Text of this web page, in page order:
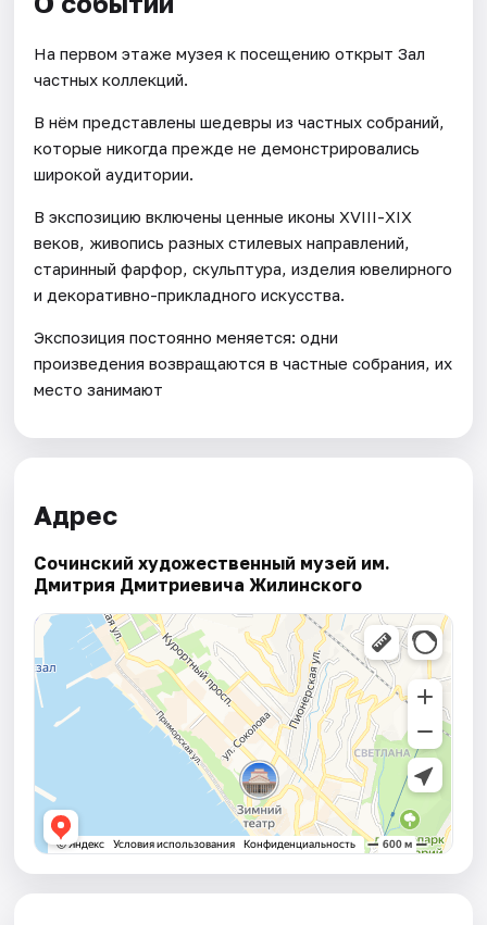
На первом этаже музея к посещению открыт Зал
частных коллекций.
В нём представлены шедевры из частных собраний,
которые никогда прежде не демонстрировались
широкой аудитории.
В экспозицию включены ценные иконы ХVIII-XIX
веков, живопись разных стилевых направлений,
старинный фарфор, скульптура, изделия ювелирного
и декоративно-прикладного искусства.
Экспозиция постоянно меняется: одни
произведения возвращаются в частные собрания, их
место занимают
Адрес
Сочинский художественный музей им.
Дмитрия Дмитриевича Жилинского